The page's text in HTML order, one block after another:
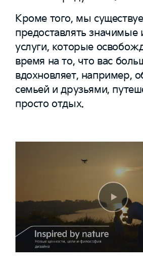
Кроме того, мы
предоставлять значимые
услуги, которые
время на то, что вас
вдохновляет, например,
семьей и друзьями,
просто отдых.